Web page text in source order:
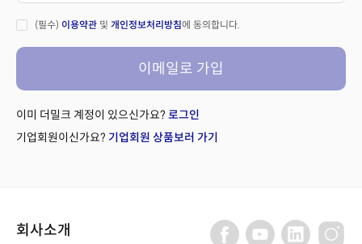
(필수) 이용약관 및 개인정보처리방침에 동의합니다.
이메일로 가입
이미 더밀크 계정이 있으신가요? 로그인
기업회원이신가요? 기업회원 상품보러 가기
회사소개